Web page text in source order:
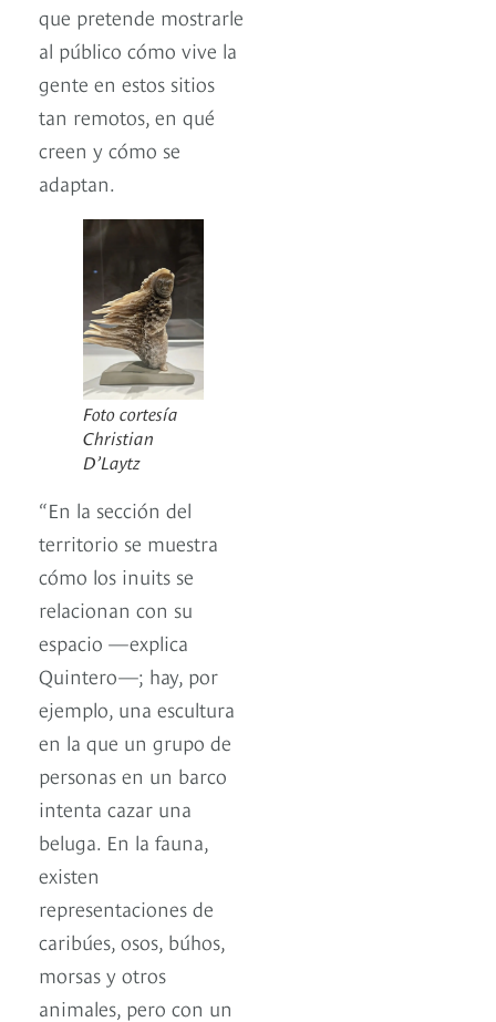
que pretende mostrarle
al público cómo vive la
gente en estos sitios
tan remotos, en qué
creen y cómo se
adaptan.
Foto cortesía
Christian
D’Laytz
“En la sección del
territorio se muestra
cómo los inuits se
relacionan con su
espacio —explica
Quintero—; hay, por
ejemplo, una escultura
en la que un grupo de
personas en un barco
intenta cazar una
beluga. En la fauna,
existen
representaciones de
caribúes, osos, búhos,
morsas y otros
animales, pero con un